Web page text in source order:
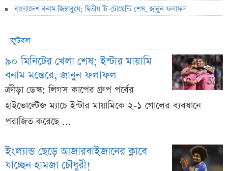
বাংলাদেশ বনাম জিম্বাবুয়ে; দ্বিতীয় টি-টোয়েন্টি শেষ, জানুন ফলাফল
ফুটবল
৯০ মিনিটের খেলা শেষ; ইন্টার মায়ামি
বনাম মন্তেরে, জানুন ফলাফল
ক্রীড়া ডেস্ক: লিগস কাপের গ্রুপ পর্বের
হাইভোল্টেজ ম্যাচে ইন্টার মায়ামিকে ২-১ গোলের ব্যবধানে
পরাজিত করেছে ...
ইংল্যান্ড ছেড়ে আজারবাইজানের ক্লাবে
যাচ্ছেন হামজা চৌধুরী!